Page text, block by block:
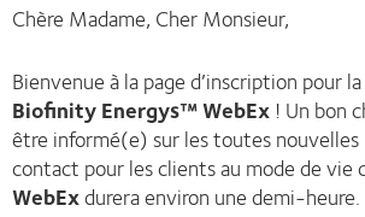
Chère Madame, Cher Monsieur,
Bienvenue à la page d’inscription pour
Biofinity Energys™ WebEx ! Un bon
être informé(e) sur les toutes
contact pour les clients au mode de vie
WebExdurera environ une demi-heure.